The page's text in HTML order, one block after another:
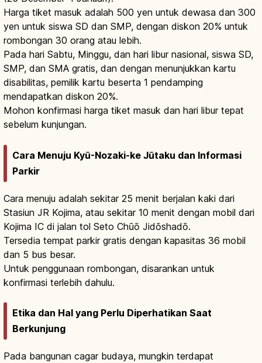
Harga tiket masuk adalah 500 yen untuk dewasa dan 300
yen untuk siswa SD dan SMP, dengan diskon 20% untuk
rombongan 30 orang atau lebih.
Pada hari Sabtu, Minggu, dan hari libur nasional, siswa SD,
SMP, dan SMA gratis, dan dengan menunjukkan kartu
disabilitas, pemilik kartu beserta 1 pendamping
mendapatkan diskon 20%.
Mohon konfirmasi harga tiket masuk dan hari libur tepat
sebelum kunjungan.
Cara Menuju Kyū-Nozaki-ke Jūtaku dan Informasi
Parkir
Cara menuju adalah sekitar 25 menit berjalan kaki dari
Stasiun JR Kojima, atau sekitar 10 menit dengan mobil dari
Kojima IC di jalan tol Seto Chūō Jidōshadō.
Tersedia tempat parkir gratis dengan kapasitas 36 mobil
dan 5 bus besar.
Untuk penggunaan rombongan, disarankan untuk
konfirmasi terlebih dahulu.
Etika dan Hal yang Perlu Diperhatikan Saat
Berkunjung
Pada bangunan cagar budaya, mungkin terdapat